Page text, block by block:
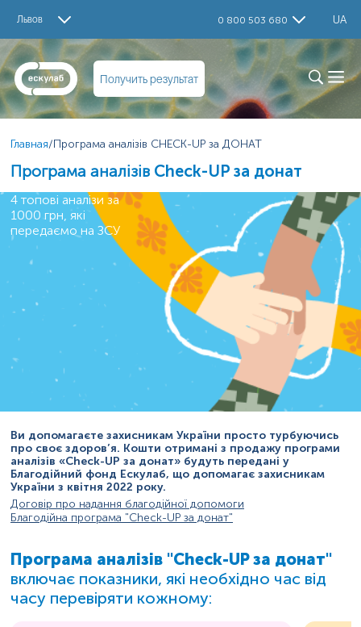
Львов 0 800 503 680 UA
Получить результат
Главная/Програма аналізів CHECK-UP за ДОНАТ
Програма аналізів Check-UP за донат
4 топові аналізи за
1000 грн, які
передаємо на ЗСУ
Ви допомагаєте захисникам України просто турбуючись
про своє здоров’я. Кошти отримані з продажу програми
аналізів «Check-UP за донат» будуть передані у
Благодійний фонд Ескулаб, що допомагає захисникам
України з квітня 2022 року.
Договір про надання благодійної допомоги
Благодійна програма "Сheck-UP за донат"
Програма аналізів "Check-UP за донат"
включає показники, які необхідно час від
часу перевіряти кожному: